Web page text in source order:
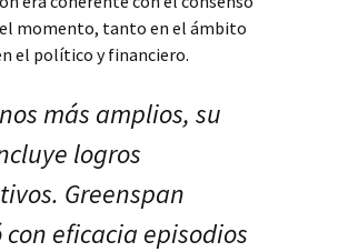
momento, tanto en el ámbito
el político y financiero.
más amplios, su
logros
Greenspan
eficacia episodios